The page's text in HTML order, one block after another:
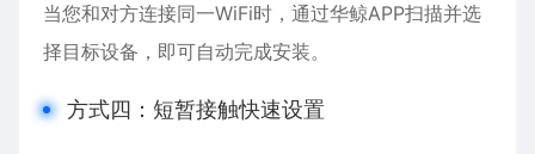
当您和对方连接同一WiFi时，通过华鲸APP扫描并选
择目标设备，即可自动完成安装。
方式四：短暂接触快速设置